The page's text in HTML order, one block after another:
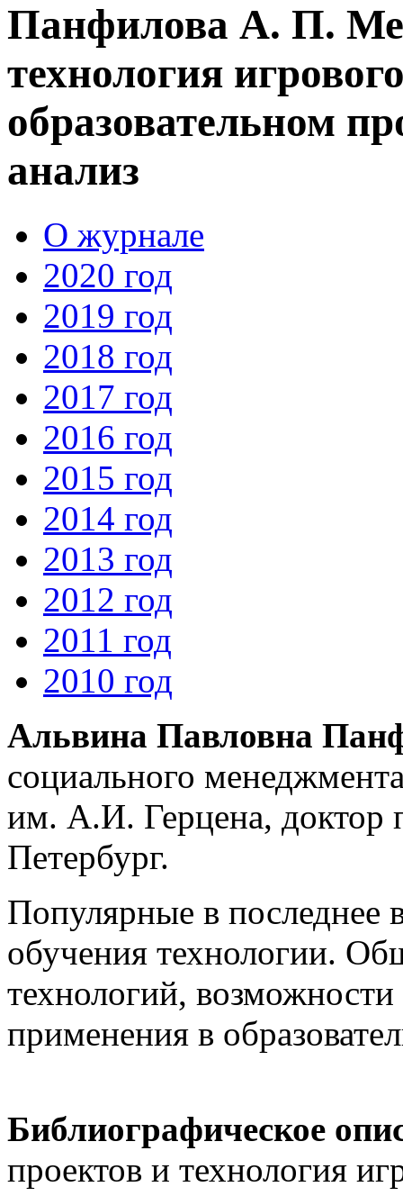
Панфилова А. П.
технология
образовательном
анализ
О журнале
2020 год
2019 год
2018 год
2017 год
2016 год
2015 год
2014 год
2013 год
2012 год
2011 год
2010 год
Альвина Павловна
социального
им. А.И. Герцена, доктор
Петербург.
Популярные в последнее
обучения технологии.
технологий,
применения в
Библиографическое
проектов и технология